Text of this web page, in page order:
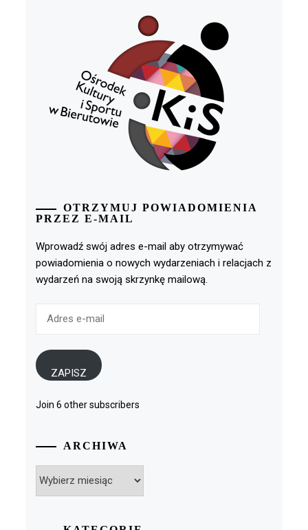
OTRZYMUJ POWIADOMIENIA
PRZEZ E-MAIL
Wprowadź swój adres e-mail aby otrzymywać
powiadomienia o nowych wydarzeniach i relacjach z
wydarzeń na swoją skrzynkę mailową.
ZAPISZ
Join 6 other subscribers
ARCHIWA